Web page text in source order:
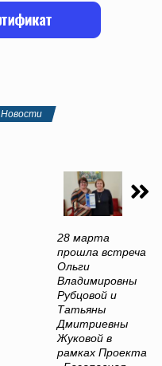
Новости
28 марта
прошла встреча
Ольги
Владимировны
Рубцовой и
Татьяны
Дмитриевны
Жуковой в
рамках Проекта